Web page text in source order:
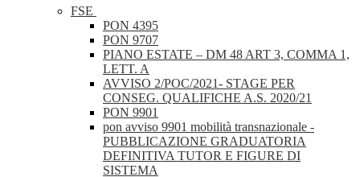
FSE
PON 4395
PON 9707
PIANO ESTATE – DM 48 ART 3, COMMA 1,
LETT. A
AVVISO 2/POC/2021- STAGE PER
CONSEG. QUALIFICHE A.S. 2020/21
PON 9901
pon avviso 9901 mobilità transnazionale -
PUBBLICAZIONE GRADUATORIA
DEFINITIVA TUTOR E FIGURE DI
SISTEMA